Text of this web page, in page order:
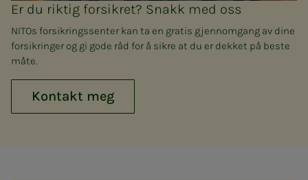
Er du riktig forsikret? Snakk med oss
NITOs forsikringssenter kan ta en gratis gjennomgang av dine
forsikringer og gi gode råd for å sikre at du er dekket på beste
måte.
Kontakt meg